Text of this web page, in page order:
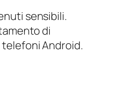
sensibili.
di
telefoni Android.